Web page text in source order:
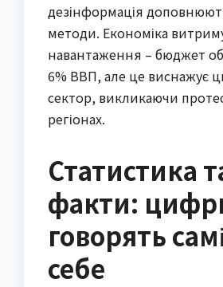
дезінформація
методи. Економіка
навантаження – бюджет
6% ВВП, але це виснажує
сектор, викликаючи
регіонах.
Статистика
факти:
говорять
себе